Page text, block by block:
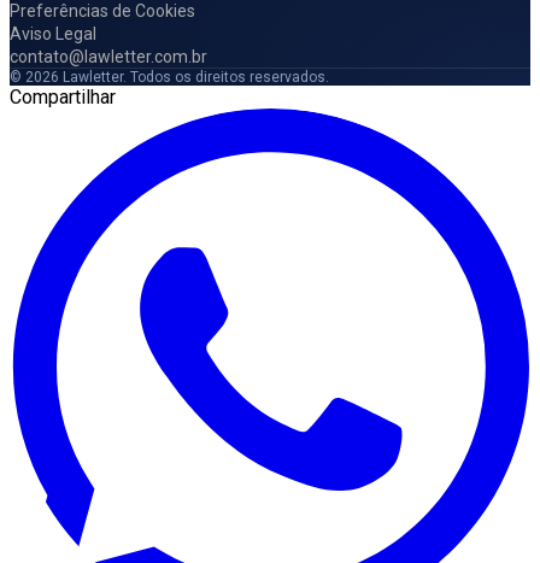
Preferências de Cookies
Aviso Legal
contato@lawletter.com.br
© 2026 Lawletter. Todos os direitos reservados.
Compartilhar